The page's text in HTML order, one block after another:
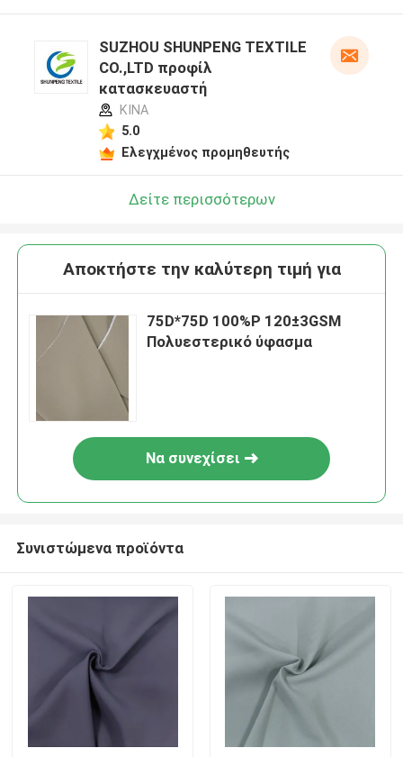
SUZHOU SHUNPENG TEXTILE
CO.,LTD προφίλ
κατασκευαστή
ΚΙΝΑ
5.0
Ελεγχμένος προμηθευτής
Δείτε περισσότερων
Αποκτήστε την καλύτερη τιμή για
75D*75D 100%P 120±3GSM
Πολυεστερικό ύφασμα
Να συνεχίσει
Συνιστώμενα προϊόντα